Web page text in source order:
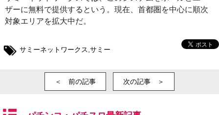
ザーに無料で提供するという。現在、首都圏を中心に順次
対象エリアを拡大中だ。
サミーネットワークス サミー
＜ 前の記事 次の記事 ＞